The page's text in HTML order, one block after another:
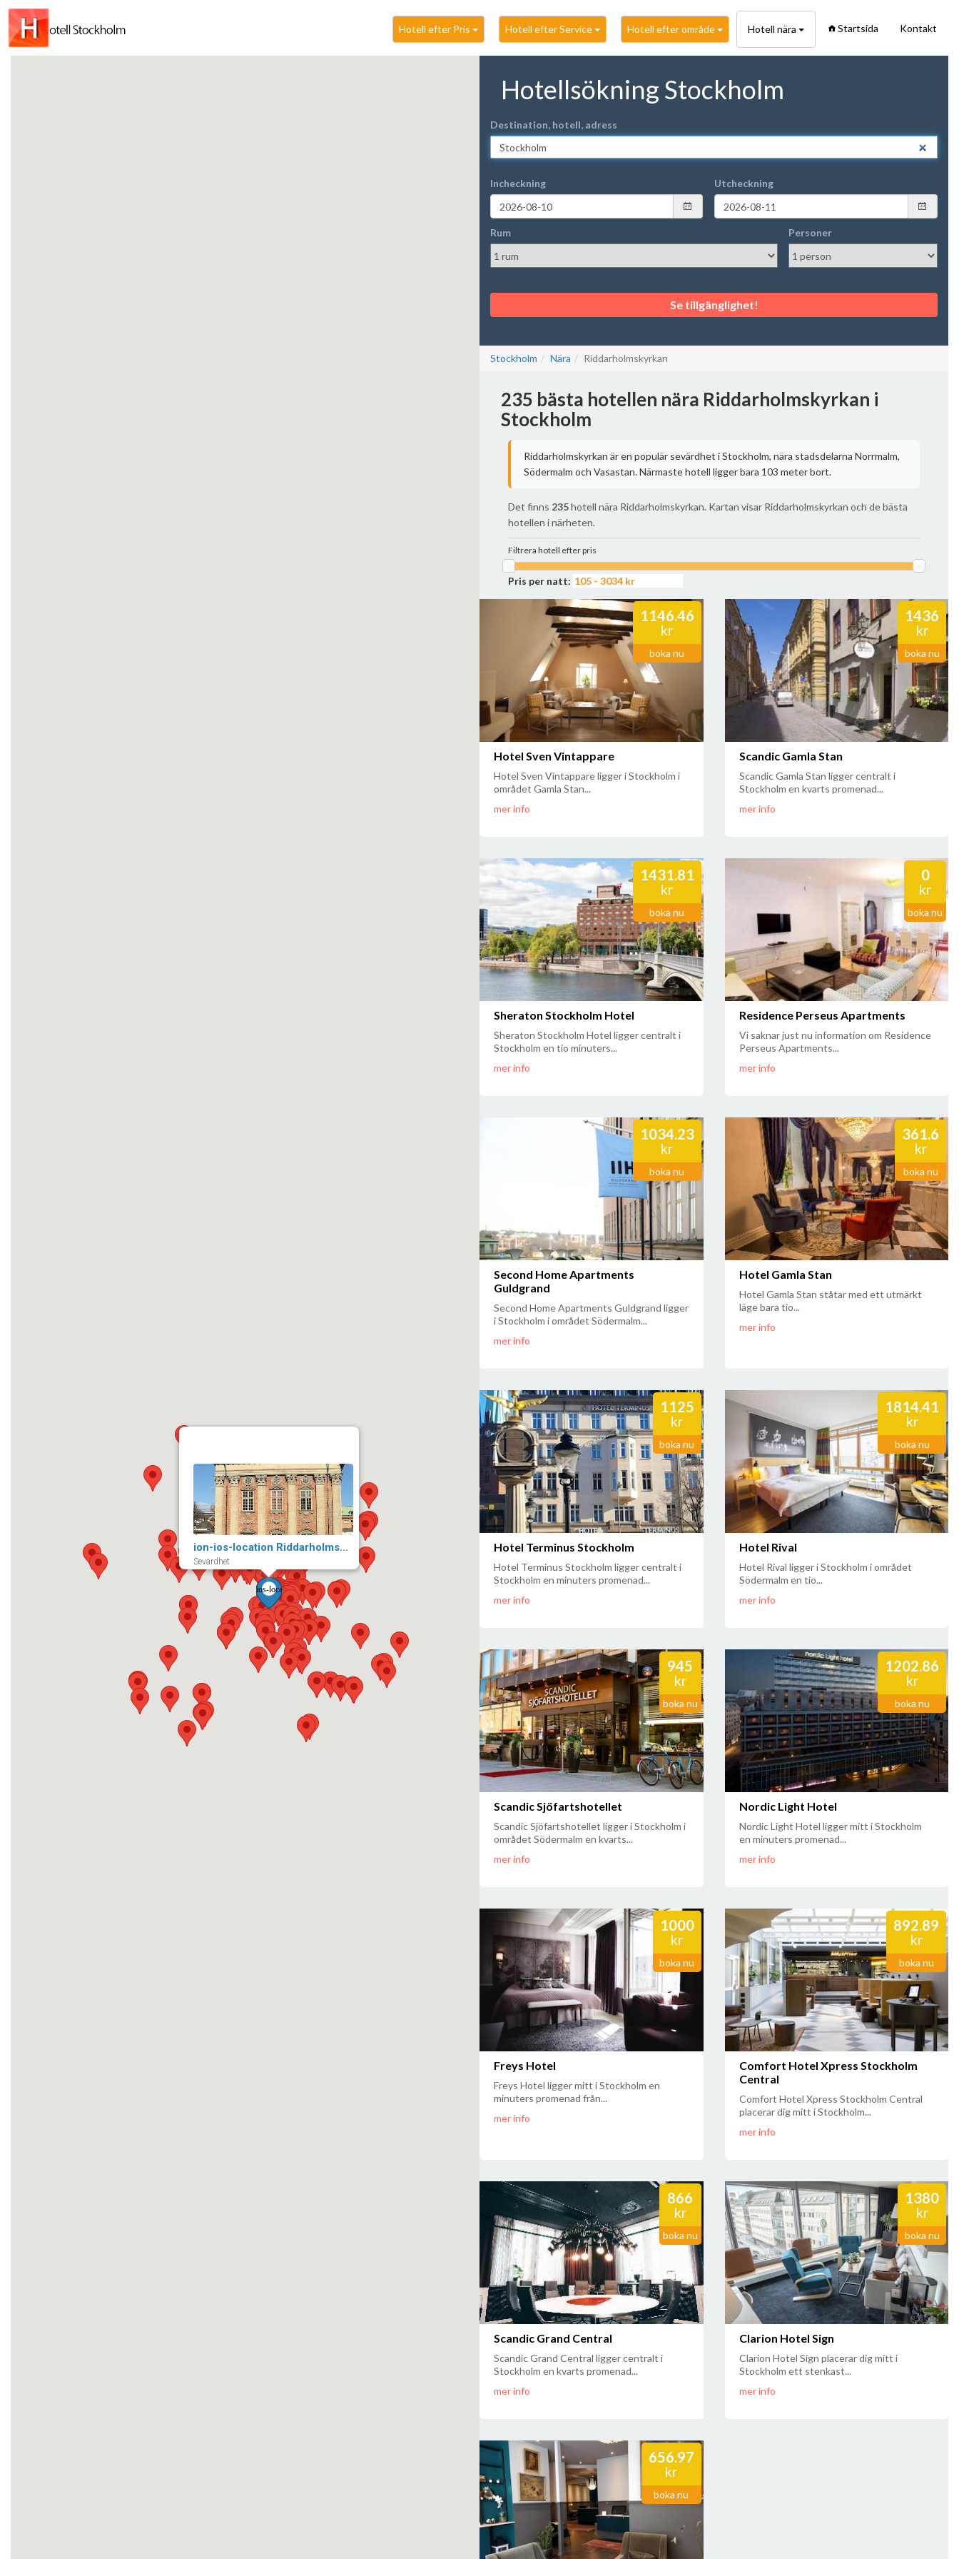
Hotell efter Pris Hotell efter Service Hotell efter område Hotell nära Startsida Kontakt
ion-ios-location Riddarholmskyrkan
Sevärdhet
Hotellsökning Stockholm
Destination, hotell, adress
Incheckning Utcheckning
Rum Personer
Se tillgänglighet!
Stockholm Nära Riddarholmskyrkan
235 bästa hotellen nära Riddarholmskyrkan i
Stockholm
Riddarholmskyrkan är en populär sevärdhet i Stockholm, nära stadsdelarna Norrmalm,
Södermalm och Vasastan. Närmaste hotell ligger bara 103 meter bort.
Det finns 235hotell nära Riddarholmskyrkan. Kartan visar Riddarholmskyrkan och de bästa
hotellen i närheten.
Filtrera hotell efter pris
Pris per natt:
1146.46
kr
boka nu
Hotel Sven Vintappare
Hotel Sven Vintappare ligger i Stockholm i
området Gamla Stan...
mer info
1436
kr
boka nu
Scandic Gamla Stan
Scandic Gamla Stan ligger centralt i
Stockholm en kvarts promenad...
mer info
1431.81
kr
boka nu
Sheraton Stockholm Hotel
Sheraton Stockholm Hotel ligger centralt i
Stockholm en tio minuters...
mer info
0
kr
boka nu
Residence Perseus Apartments
Vi saknar just nu information om Residence
Perseus Apartments...
mer info
1034.23
kr
boka nu
Second Home Apartments
Guldgrand
Second Home Apartments Guldgrand ligger
i Stockholm i området Södermalm...
mer info
361.6
kr
boka nu
Hotel Gamla Stan
Hotel Gamla Stan ståtar med ett utmärkt
läge bara tio...
mer info
1125
kr
boka nu
Hotel Terminus Stockholm
Hotel Terminus Stockholm ligger centralt i
Stockholm en minuters promenad...
mer info
1814.41
kr
boka nu
Hotel Rival
Hotel Rival ligger i Stockholm i området
Södermalm en tio...
mer info
945
kr
boka nu
Scandic Sjöfartshotellet
Scandic Sjöfartshotellet ligger i Stockholm i
området Södermalm en kvarts...
mer info
1202.86
kr
boka nu
Nordic Light Hotel
Nordic Light Hotel ligger mitt i Stockholm
en minuters promenad...
mer info
1000
kr
boka nu
Freys Hotel
Freys Hotel ligger mitt i Stockholm en
minuters promenad från...
mer info
892.89
kr
boka nu
Comfort Hotel Xpress Stockholm
Central
Comfort Hotel Xpress Stockholm Central
placerar dig mitt i Stockholm...
mer info
866
kr
boka nu
Scandic Grand Central
Scandic Grand Central ligger centralt i
Stockholm en kvarts promenad...
mer info
1380
kr
boka nu
Clarion Hotel Sign
Clarion Hotel Sign placerar dig mitt i
Stockholm ett stenkast...
mer info
656.97
kr
boka nu